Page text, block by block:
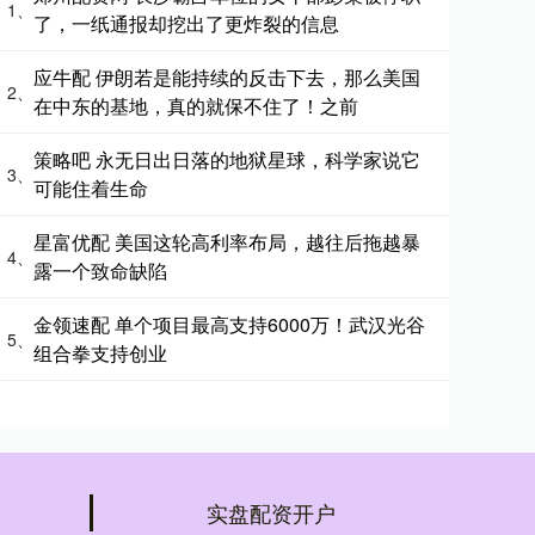
1、
了，一纸通报却挖出了更炸裂的信息
2、
应牛配 伊朗若是能持续的反击下去，那么美国
在中东的基地，真的就保不住了！之前
3、
策略吧 永无日出日落的地狱星球，科学家说它
可能住着生命
4、
星富优配 美国这轮高利率布局，越往后拖越暴
露一个致命缺陷
5、
金领速配 单个项目最高支持6000万！武汉光谷
组合拳支持创业
实盘配资开户